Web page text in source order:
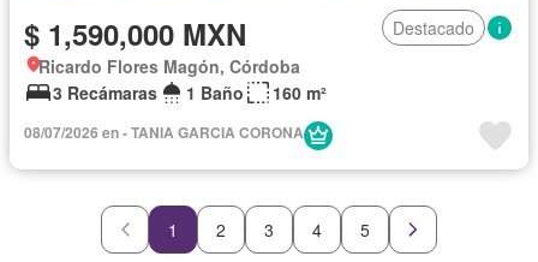
$ 1,590,000 MXN
Destacado
Ricardo Flores Magón, Córdoba
3 Recámaras
1 Baño 160 m²
08/07/2026 en - TANIA GARCIA CORONA
1 2 3 4 5